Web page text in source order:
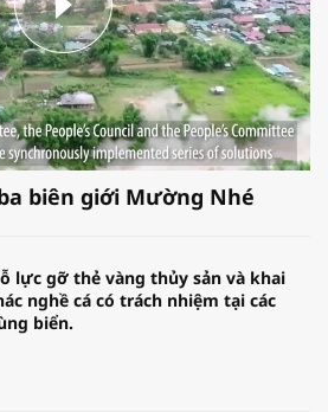
biên giới Mường Nhé
lực gỡ thẻ vàng thủy sản và khai
nghề cá có trách nhiệm tại các
biển.